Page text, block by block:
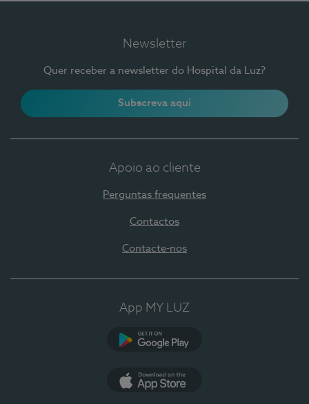
Newsletter
Quer receber a newsletter do Hospital da Luz?
Subscreva aqui
Apoio ao cliente
Perguntas frequentes
Contactos
Contacte-nos
App MY LUZ